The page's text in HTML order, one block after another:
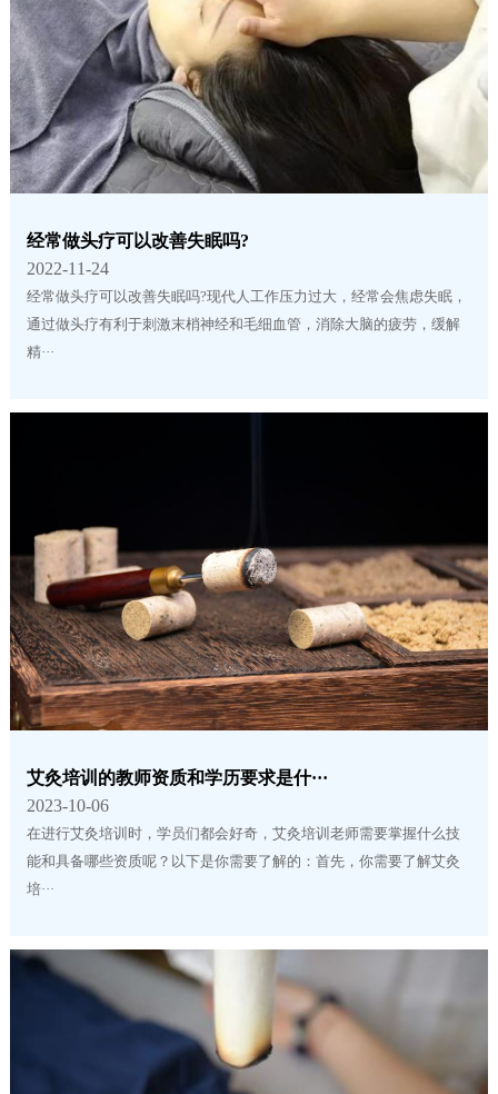
经常做头疗可以改善失眠吗?
2022-11-24
经常做头疗可以改善失眠吗?现代人工作压力过大，经常会焦虑失眠，
通过做头疗有利于刺激末梢神经和毛细血管，消除大脑的疲劳，缓解
精···
艾灸培训的教师资质和学历要求是什···
2023-10-06
在进行艾灸培训时，学员们都会好奇，艾灸培训老师需要掌握什么技
能和具备哪些资质呢？以下是你需要了解的：首先，你需要了解艾灸
培···